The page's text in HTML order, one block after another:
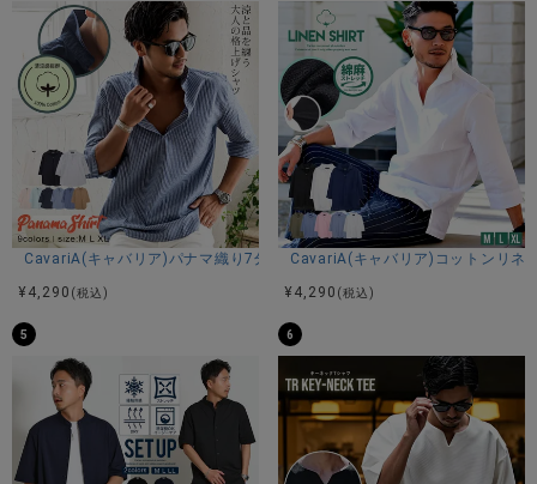
CavariA(キャバリア)パナマ織り7分袖カプリシャツ/全9色
¥ 4,290 (税込)
CavariA(キャバリア)コットンリネ
¥ 4,290 (税込)
5 6